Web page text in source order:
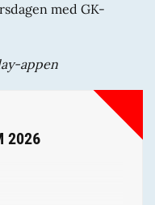
med GK-
appen
2026